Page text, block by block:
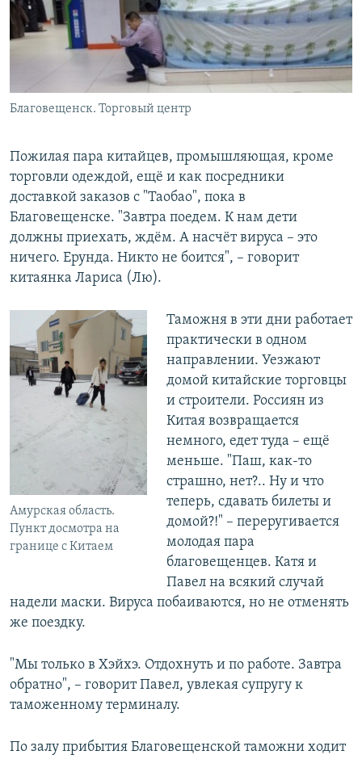
Благовещенск. Торговый центр
Пожилая пара китайцев, промышляющая, кроме
торговли одеждой, ещё и как посредники
доставкой заказов с "Таобао", пока в
Благовещенске. "Завтра поедем. К нам дети
должны приехать, ждём. А насчёт вируса – это
ничего. Ерунда. Никто не боится", – говорит
китаянка Лариса (Лю).
Амурская область.
Пункт досмотра на
границе с Китаем
Таможня в эти дни работает
практически в одном
направлении. Уезжают
домой китайские торговцы
и строители. Россиян из
Китая возвращается
немного, едет туда – ещё
меньше. "Паш, как-то
страшно, нет?.. Ну и что
теперь, сдавать билеты и
домой?!" – переругивается
молодая пара
благовещенцев. Катя и
Павел на всякий случай
надели маски. Вируса побаиваются, но не отменять
же поездку.
"Мы только в Хэйхэ. Отдохнуть и по работе. Завтра
обратно", – говорит Павел, увлекая супругу к
таможенному терминалу.
По залу прибытия Благовещенской таможни ходит